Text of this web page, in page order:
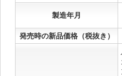
製造年月
発売時の新品価格（税抜き）